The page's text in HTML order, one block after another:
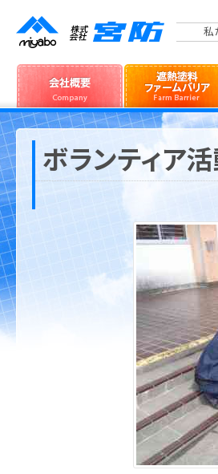
私
ボランティア